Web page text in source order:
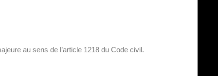
au sens de l’article 1218 du Code civil.